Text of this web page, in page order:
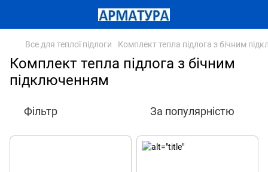
Все для теплої підлоги Комплект тепла підлога з бічним
Комплект тепла підлога з бічним
підключенням
Фільтр За популярністю